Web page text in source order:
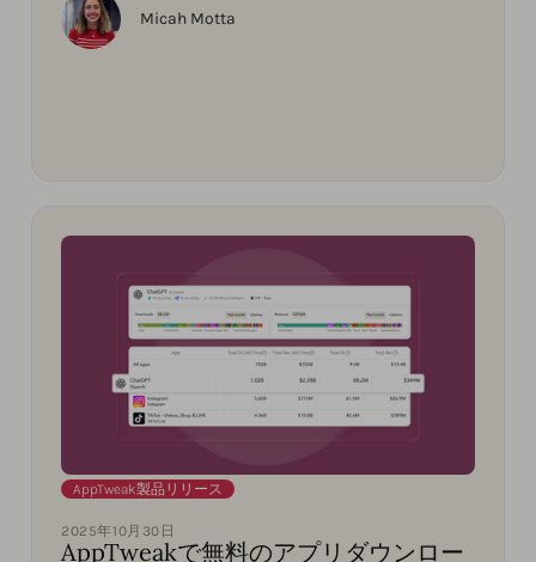
Micah Motta
AppTweak製品リリース
2025年10月30日
AppTweakで無料のアプリダウンロー